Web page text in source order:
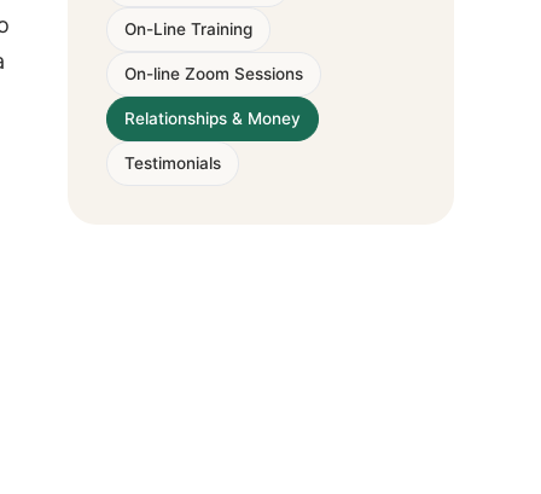
On-Line Training
On-line Zoom Sessions
Relationships & Money
Testimonials